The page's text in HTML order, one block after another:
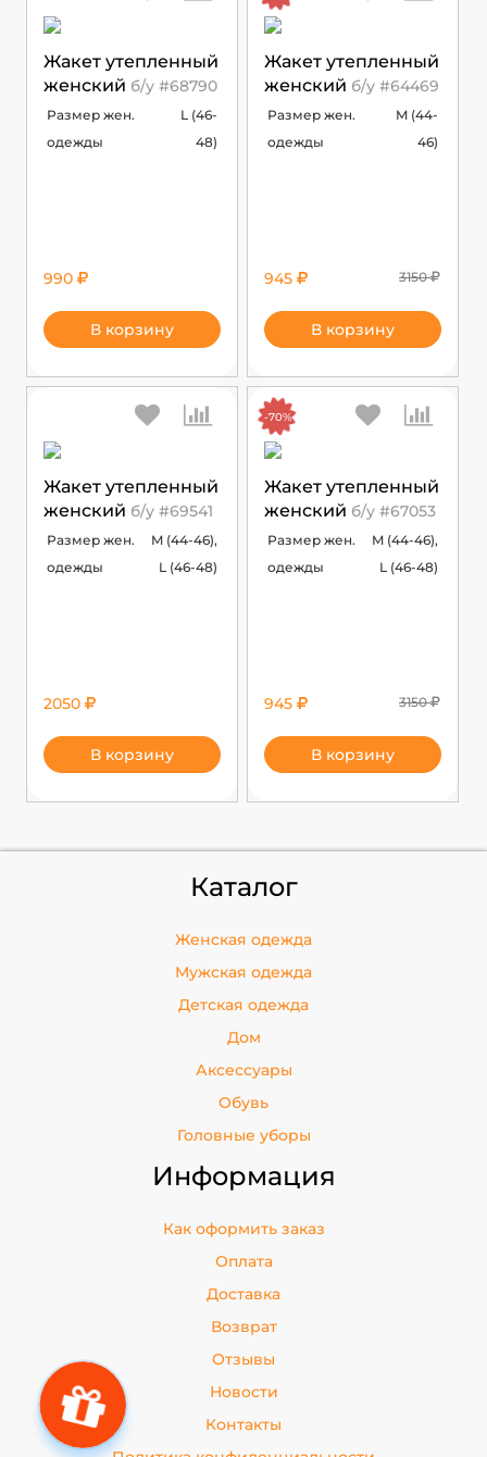
Жакет утепленный
женский б/у #68790
Размер жен.
одежды
L (46-
48)
990
В корзину
Жакет утепленный
женский б/у #64469
Размер жен.
одежды
M (44-
46)
945 3150
В корзину
Жакет утепленный
женский б/у #69541
Размер жен.
одежды
M (44-46),
L (46-48)
2050
В корзину
Жакет утепленный
женский б/у #67053
Размер жен.
одежды
M (44-46),
L (46-48)
-70%
945 3150
В корзину
Каталог
Женская одежда
Мужская одежда
Детская одежда
Дом
Аксессуары
Обувь
Головные уборы
Информация
Как оформить заказ
Оплата
Доставка
Возврат
Отзывы
Новости
Контакты